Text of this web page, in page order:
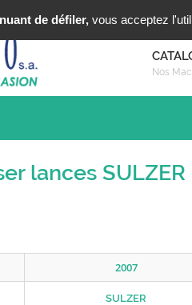
+33 (0)3 20 25 49 49
Nos
lances SULZER
2007
SULZER
de défiler,vous acceptez